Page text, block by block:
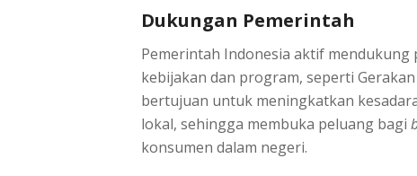
Dukungan Pemerintah
Pemerintah Indonesia aktif mendukung
kebijakan dan program, seperti
bertujuan untuk meningkatkan
lokal, sehingga membuka peluang bagi
konsumen dalam negeri.